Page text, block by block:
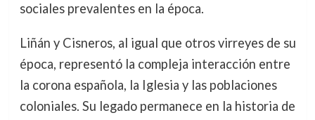
sociales prevalentes en la época.
Liñán y Cisneros, al igual que otros virreyes de su
época, representó la compleja interacción entre
la corona española, la Iglesia y las poblaciones
coloniales. Su legado permanece en la historia de